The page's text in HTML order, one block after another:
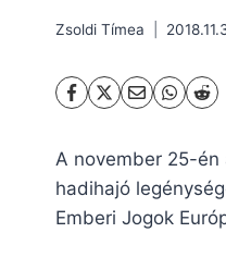
Zsoldi Tímea
A november 25-
hadihajó
Emberi Jogok